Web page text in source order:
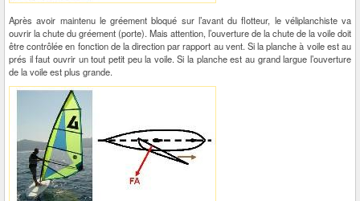
Après avoir maintenu le gréement bloqué sur l’avant du flotteur, le véliplanchiste va
ouvrir la chute du gréement (porte). Mais attention, l’ouverture de la chute de la voile doit
être contrôlée en fonction de la direction par rapport au vent. Si la planche à voile est au
prés il faut ouvrir un tout petit peu la voile. Si la planche est au grand largue l’ouverture
de la voile est plus grande.